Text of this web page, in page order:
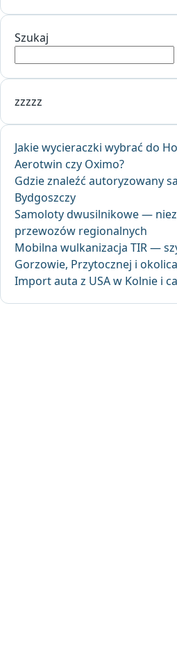
Szukaj
zzzzz
Jakie wycieraczki wybrać do
Aerotwin czy Oximo?
Gdzie znaleźć autoryzowany
Bydgoszczy
Samoloty dwusilnikowe —
przewozów regionalnych
Mobilna wulkanizacja TIR —
Gorzowie, Przytocznej i
Import auta z USA w Kolnie i